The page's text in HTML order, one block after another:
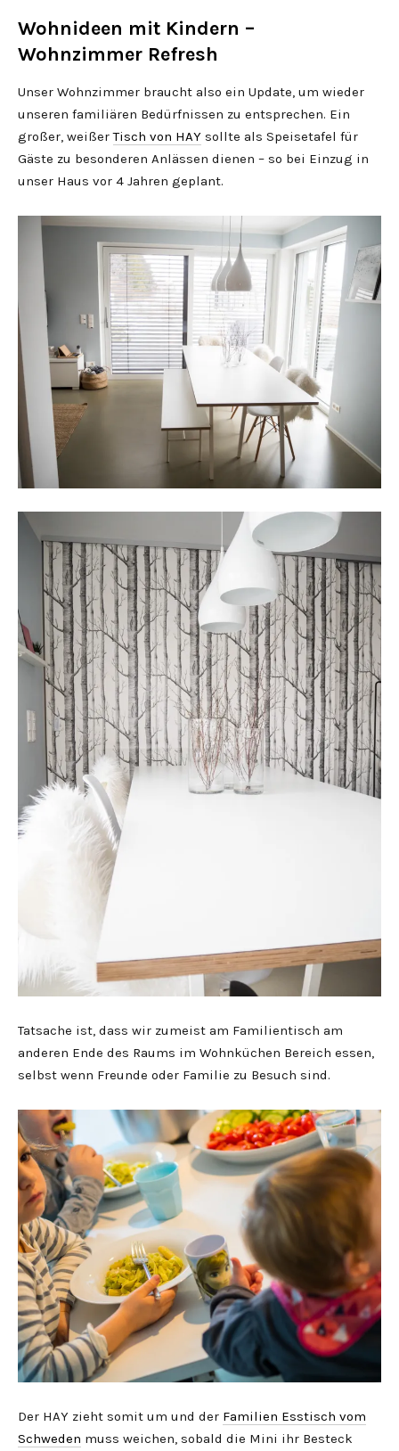
Wohnideen mit Kindern –
Wohnzimmer Refresh
Unser Wohnzimmer braucht also ein Update, um wieder
unseren familiären Bedürfnissen zu entsprechen. Ein
großer, weißerTisch von HAY sollte als Speisetafel für
Gäste zu besonderen Anlässen dienen – so bei Einzug in
unser Haus vor 4 Jahren geplant.
Tatsache ist, dass wir zumeist am Familientisch am
anderen Ende des Raums im Wohnküchen Bereich essen,
selbst wenn Freunde oder Familie zu Besuch sind.
Der HAY zieht somit um und der Familien Esstisch vom
Schweden muss weichen, sobald die Mini ihr Besteck